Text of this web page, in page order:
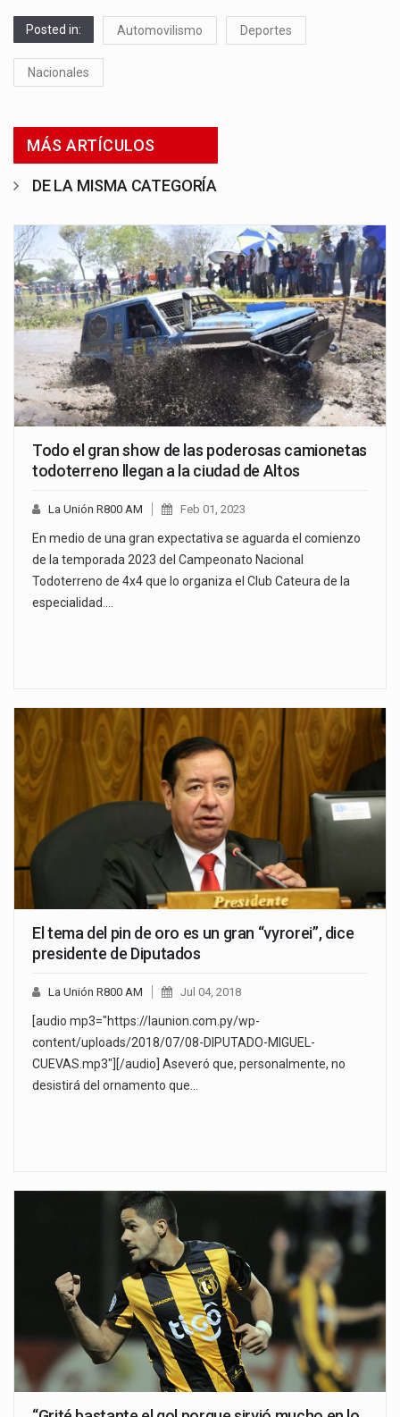
Posted in: Automovilismo Deportes
Nacionales
MÁS ARTÍCULOS
DE LA MISMA CATEGORÍA
Todo el gran show de las poderosas camionetas
todoterreno llegan a la ciudad de Altos
La Unión R800 AM Feb 01, 2023
En medio de una gran expectativa se aguarda el comienzo
de la temporada 2023 del Campeonato Nacional
Todoterreno de 4x4 que lo organiza el Club Cateura de la
especialidad.…
El tema del pin de oro es un gran “vyrorei”, dice
presidente de Diputados
La Unión R800 AM Jul 04, 2018
[audio mp3="https://launion.com.py/wp-
content/uploads/2018/07/08-DIPUTADO-MIGUEL-
CUEVAS.mp3"][/audio] Aseveró que, personalmente, no
desistirá del ornamento que…